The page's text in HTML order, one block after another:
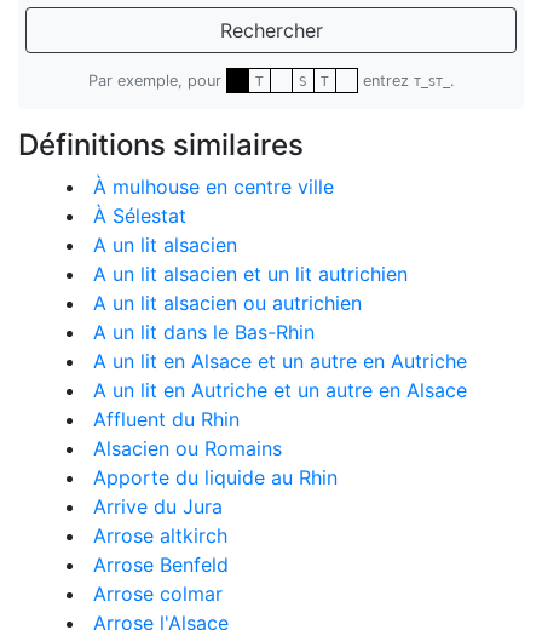
Rechercher
Par exemple, pour T S T entrez T_ST_ .
Définitions similaires
À mulhouse en centre ville
À Sélestat
A un lit alsacien
A un lit alsacien et un lit autrichien
A un lit alsacien ou autrichien
A un lit dans le Bas-Rhin
A un lit en Alsace et un autre en Autriche
A un lit en Autriche et un autre en Alsace
Affluent du Rhin
Alsacien ou Romains
Apporte du liquide au Rhin
Arrive du Jura
Arrose altkirch
Arrose Benfeld
Arrose colmar
Arrose l'Alsace